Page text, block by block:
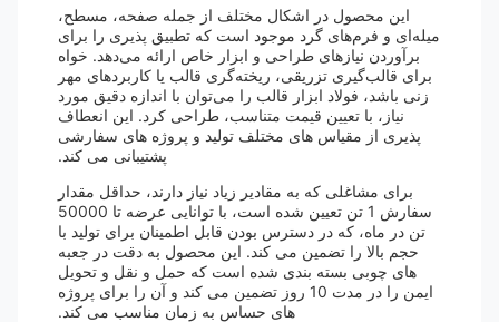
این محصول در اشکال مختلف از جمله صفحه، مسطح،
میله‌ای و فرم‌های گرد موجود است که تطبیق پذیری را برای
برآوردن نیازهای طراحی و ابزار خاص ارائه می‌دهد. خواه
برای قالب‌گیری تزریقی، ریخته‌گری قالب یا کاربردهای مهر
زنی باشد، فولاد ابزار قالب را می‌توان با اندازه دقیق مورد
نیاز، با تعیین قیمت متناسب، طراحی کرد. این انعطاف
پذیری از مقیاس های مختلف تولید و پروژه های سفارشی
پشتیبانی می کند.
برای مشاغلی که به مقادیر زیاد نیاز دارند، حداقل مقدار
سفارش 1 تن تعیین شده است، با توانایی عرضه تا 50000
تن در ماه، که در دسترس بودن قابل اطمینان برای تولید با
حجم بالا را تضمین می کند. این محصول به دقت در جعبه
های چوبی بسته بندی شده است که حمل و نقل و تحویل
ایمن را در مدت 10 روز تضمین می کند و آن را برای پروژه
های حساس به زمان مناسب می کند.